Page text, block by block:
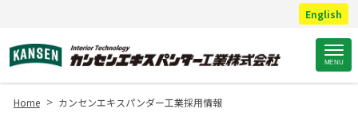
English
MENU
Home > カンセンエキスパンダー工業採用情報
Site
Footer